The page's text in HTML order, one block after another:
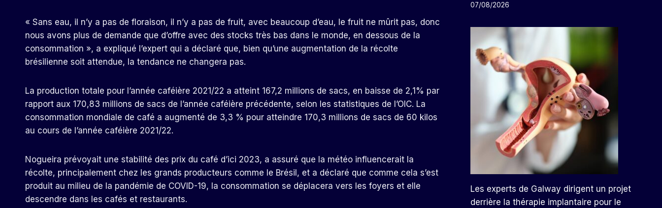
« Sans eau, il n’y a pas de floraison, il n’y a pas de fruit, avec beaucoup d’eau, le fruit ne mûrit pas, donc
nous avons plus de demande que d’offre avec des stocks très bas dans le monde, en dessous de la
consommation », a expliqué l’expert qui a déclaré que, bien qu’une augmentation de la récolte
brésilienne soit attendue, la tendance ne changera pas.
La production totale pour l’année caféière 2021/22 a atteint 167,2 millions de sacs, en baisse de 2,1% par
rapport aux 170,83 millions de sacs de l’année caféière précédente, selon les statistiques de l’OIC. La
consommation mondiale de café a augmenté de 3,3 % pour atteindre 170,3 millions de sacs de 60 kilos
au cours de l’année caféière 2021/22.
Nogueira prévoyait une stabilité des prix du café d’ici 2023, a assuré que la météo influencerait la
récolte, principalement chez les grands producteurs comme le Brésil, et a déclaré que comme cela s’est
produit au milieu de la pandémie de COVID-19, la consommation se déplacera vers les foyers et elle
descendre dans les cafés et restaurants.
07/08/2026
Les experts de Galway dirigent un projet
derrière la thérapie implantaire pour le